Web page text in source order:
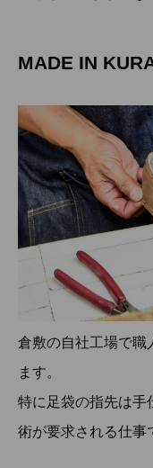
MADE IN
倉敷の自社工場で職
ます。
特に足袋の指先は手
術が要求される仕事